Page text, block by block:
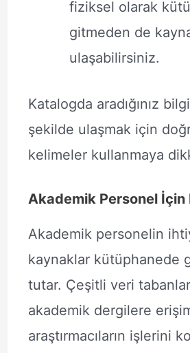
fiziksel olarak
gitmeden de
ulaşabilirsiniz.
Katalogda aradığınız
şekilde ulaşmak için
kelimeler kullanmaya
Akademik Personel İçin
Akademik personelin
kaynaklar kütüphanede
tutar. Çeşitli veri
akademik dergilere
araştırmacıların işlerini